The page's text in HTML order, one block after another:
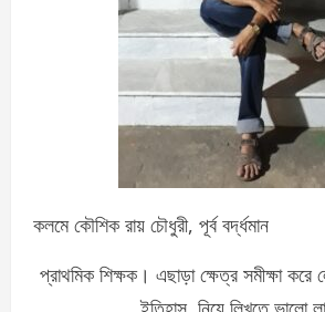
কলমে কৌশিক রায় চৌধুরী, পূর্ব বর্দ্ধমান
প্রাথমিক শিক্ষক। এছাড়া ক্ষেত্র সমীক্ষা